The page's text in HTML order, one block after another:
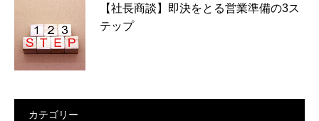
【社長商談】即決をとる営業準備の3ス
テップ
カテゴリー